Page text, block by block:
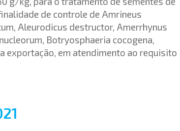
de controle de Amrineus
Aleurodicus destructor, Amerrhynus
Botryosphaeria cocogena,
exportação, em atendimento ao requisito